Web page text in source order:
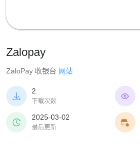
Zalopay
ZaloPay 收银台 网站

2
下载次数


2025-03-02
最后更新
